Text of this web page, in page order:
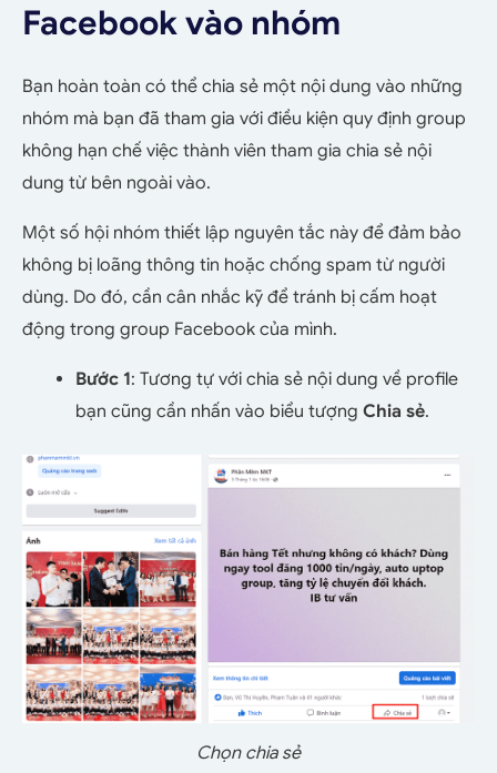
Facebook vào nhóm
Bạn hoàn toàn có thể chia sẻ một nội dung vào những
nhóm mà bạn đã tham gia với điều kiện quy định group
không hạn chế việc thành viên tham gia chia sẻ nội
dung từ bên ngoài vào.
Một số hội nhóm thiết lập nguyên tắc này để đảm bảo
không bị loãng thông tin hoặc chống spam từ người
dùng. Do đó, cần cân nhắc kỹ để tránh bị cấm hoạt
động trong group Facebook của mình.
Bước 1: Tương tự với chia sẻ nội dung về profile
bạn cũng cần nhấn vào biểu tượng Chia sẻ.
Chọn chia sẻ